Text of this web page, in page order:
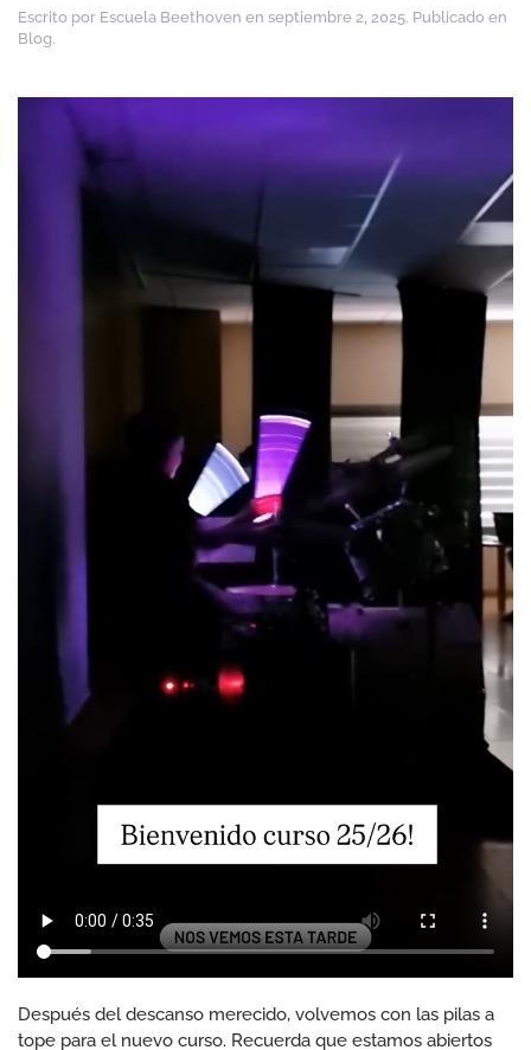
Escrito por Escuela Beethoven en septiembre 2, 2025. Publicado en
Blog.
Después del descanso merecido, volvemos con las pilas a
tope para el nuevo curso. Recuerda que estamos abiertos